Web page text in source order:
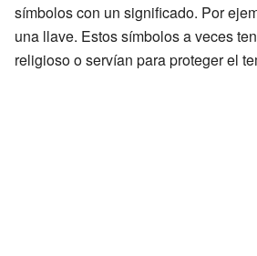
símbolos con un significado. Por
una llave. Estos símbolos a veces
religioso o servían para proteger el